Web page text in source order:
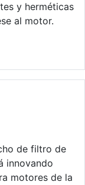
y herméticas
al motor.
de filtro de
innovando
motores de la